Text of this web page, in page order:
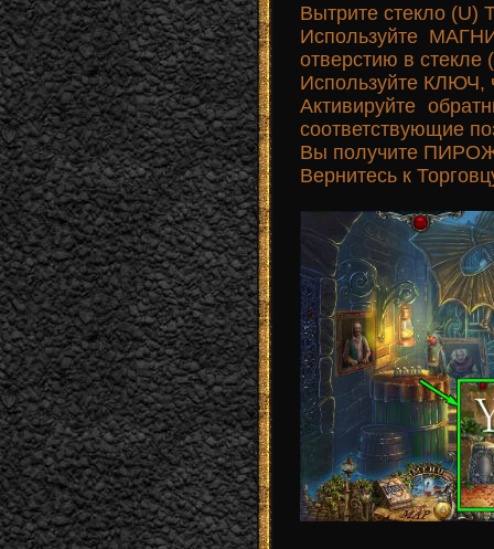
Вытрите стекло
Используйте
отверстию в
Используйте КЛЮЧ,
Активируйте
соответствующие
Вы получите
Вернитесь к